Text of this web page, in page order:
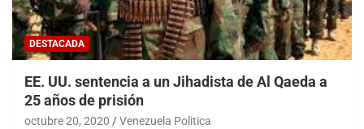
DESTACADA
EE. UU. sentencia a un Jihadista de Al Qaeda a
25 años de prisión
octubre 20, 2020 Venezuela Politica